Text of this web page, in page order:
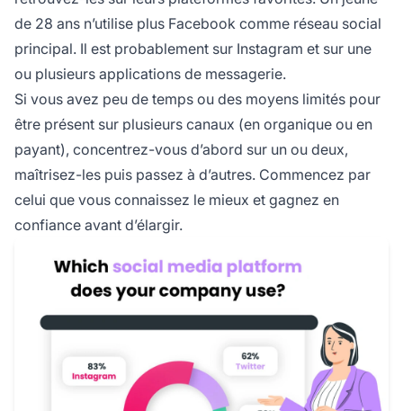
de 28 ans n’utilise plus Facebook comme réseau social
principal. Il est probablement sur Instagram et sur une
ou plusieurs applications de messagerie.
Si vous avez peu de temps ou des moyens limités pour
être présent sur plusieurs canaux (en organique ou en
payant), concentrez-vous d’abord sur un ou deux,
maîtrisez-les puis passez à d’autres. Commencez par
celui que vous connaissez le mieux et gagnez en
confiance avant d’élargir.